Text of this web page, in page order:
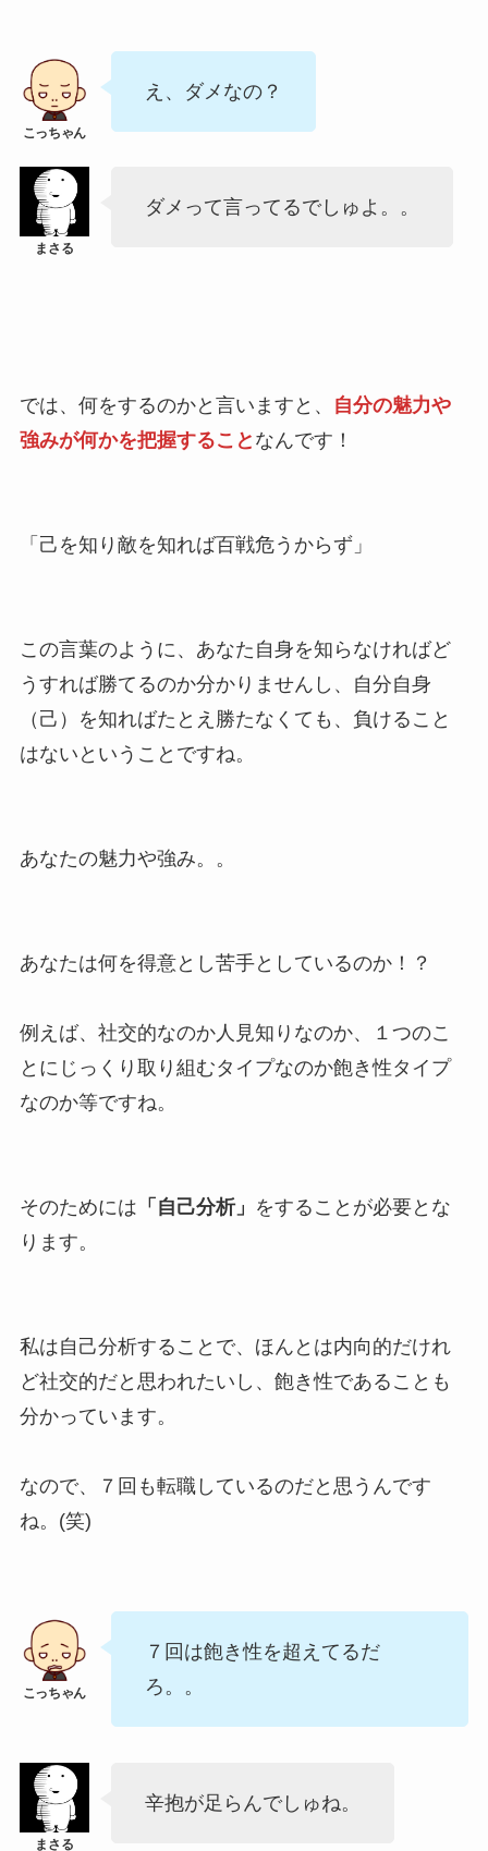
え、ダメなの？
ダメって言ってるでしゅよ。。
では、何をするのかと言いますと、
自分の魅力や
強みが何かを把握すること なんです！
「己を知り敵を知れば百戦危うからず」
この言葉のように、あなた自身を知らなければど
うすれば勝てるのか分かりませんし、自分自身
（己）を知ればたとえ勝たなくても、負けること
はないということですね。
あなたの魅力や強み。。
あなたは何を得意とし苦手としているのか！？
例えば、社交的なのか人見知りなのか、１つのこ
とにじっくり取り組むタイプなのか飽き性タイプ
なのか等ですね。
そのためには 「自己分析」 をすることが必要とな
ります。
私は自己分析することで、ほんとは内向的だけれ
ど社交的だと思われたいし、飽き性であることも
分かっています。
なので、７回も転職しているのだと思うんです
ね。(笑)
７回は飽き性を超えてるだ
ろ。。
辛抱が足らんでしゅね。